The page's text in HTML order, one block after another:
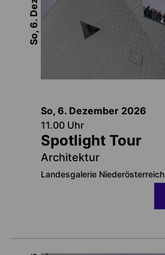
So, 6. Dezember 2026
11.00 Uhr
Spotlight Tour
Architektur
Landesgalerie Niederösterreich